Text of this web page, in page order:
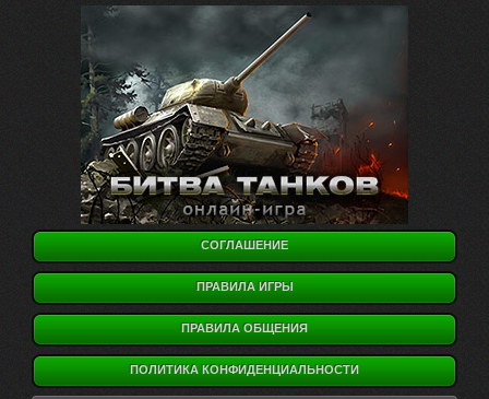
СОГЛАШЕНИЕ
ПРАВИЛА ИГРЫ
ПРАВИЛА ОБЩЕНИЯ
ПОЛИТИКА КОНФИДЕНЦИАЛЬНОСТИ